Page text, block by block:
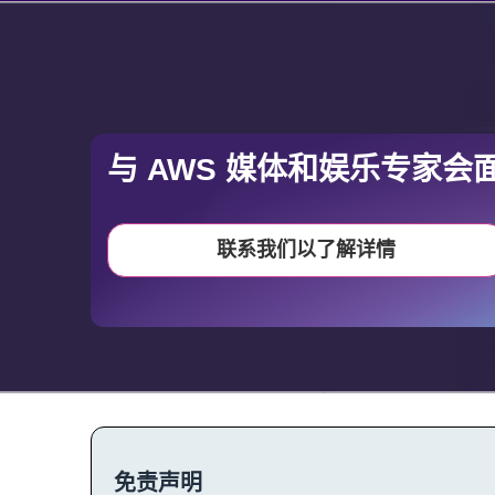
与 AWS 媒体和娱乐专家会
联系我们以了解详情
免责声明